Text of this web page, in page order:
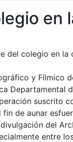
en
del colegio en la
y Fílmico
Departamental
suscrito
de aunar
del
entre